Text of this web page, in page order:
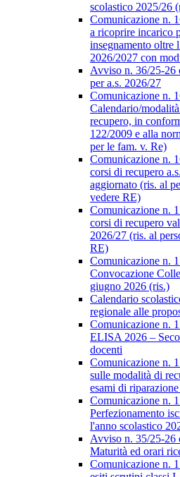
scolastico 2025/26
Comunicazione n.
a ricoprire incarico
insegnamento oltre
2026/2027 con
Avviso n. 36/25-26
per a.s. 2026/27
Comunicazione n.
Calendario/
recupero, in
122/2009 e alla
per le fam. v. Re)
Comunicazione n.
corsi di recupero
aggiornato (ris. al
vedere RE)
Comunicazione n.
corsi di recupero
2026/27 (ris. al
RE)
Comunicazione n.
Convocazione
giugno 2026 (ris.)
Calendario
regionale alle
Comunicazione n.
ELISA 2026 –
docenti
Comunicazione n.
sulle modalità di
esami di
Comunicazione n.
Perfezionamento
l'anno scolastico
Avviso n. 35/25-26
Maturità ed orari
Comunicazione n.